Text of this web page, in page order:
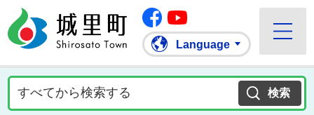
城里町ホームページ
Facebook
Language